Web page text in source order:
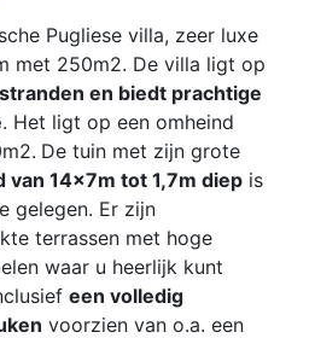
Pugliese villa, zeer luxe
met 250m2. De villa ligt op
en biedt prachtige
. Het ligt op een omheind
De tuin met zijn grote
14x7m tot 1,7m diep is
gelegen. Er zijn
terrassen met hoge
waar u heerlijk kunt
een volledig
voorzien van o.a. een